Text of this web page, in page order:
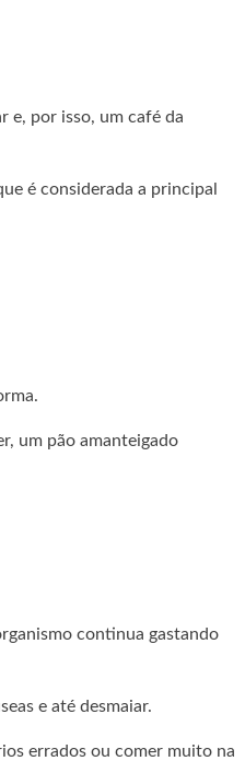
e, por isso, um café da
é considerada a principal
um pão amanteigado
continua gastando
e até desmaiar.
errados ou comer muito na